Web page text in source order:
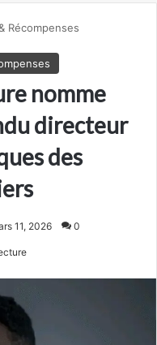
Récompenses
nomme
directeur
des
11, 2026 0